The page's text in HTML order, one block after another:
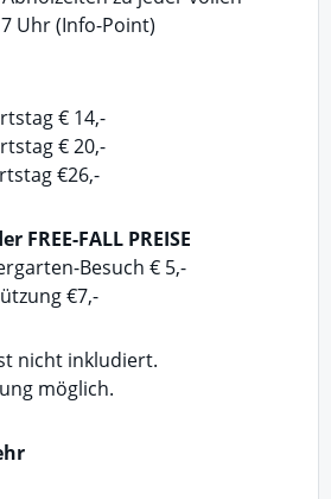
Uhr (Info-Point)
€ 14,-
€ 20,-
€26,-
FREE-FALL PREISE
Besuch € 5,-
€7,-
nicht inkludiert.
möglich.